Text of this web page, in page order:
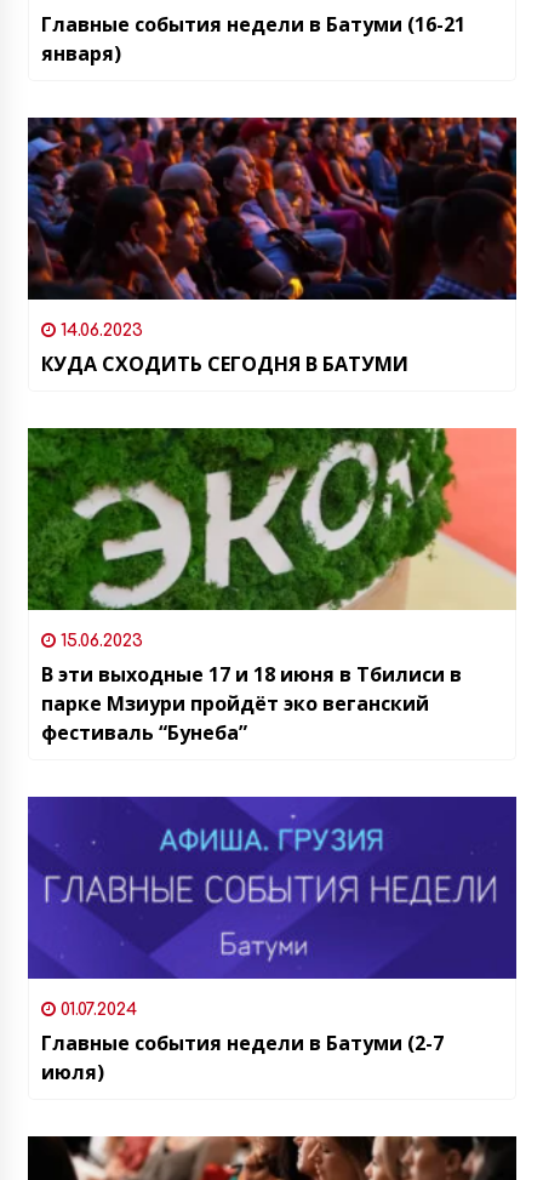
Главные события недели в Батуми (16-21
января)
14.06.2023
КУДА СХОДИТЬ СЕГОДНЯ В БАТУМИ
15.06.2023
В эти выходные 17 и 18 июня в Тбилиси в
парке Мзиури пройдёт эко веганский
фестиваль “Бунеба”
01.07.2024
Главные события недели в Батуми (2-7
июля)